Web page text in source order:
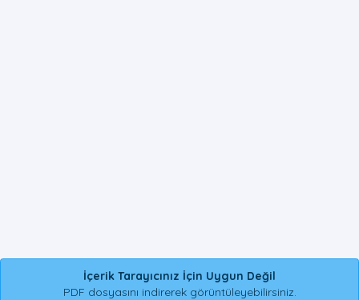
İçerik Tarayıcınız İçin Uygun Değil
PDF dosyasını indirerek görüntüleyebilirsiniz.